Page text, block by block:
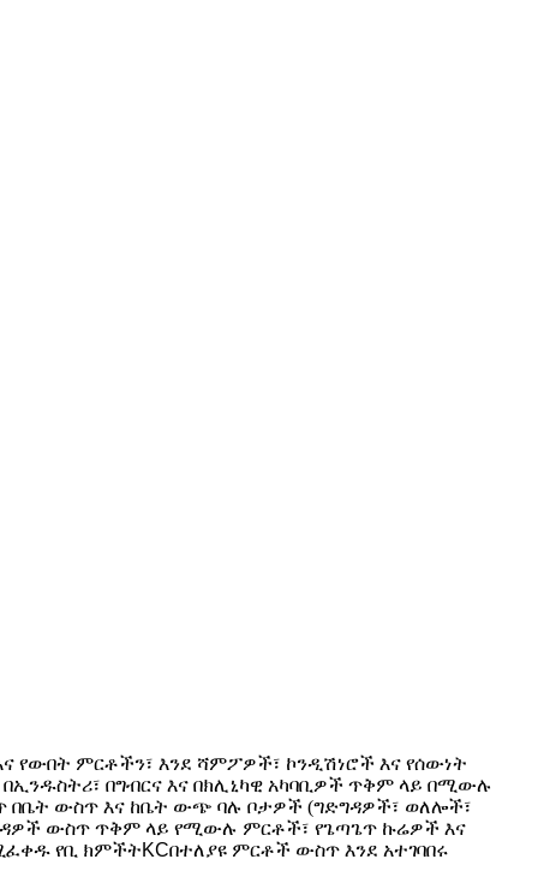
የውበት ምርቶችን፣ እንደ ሻምፖዎች፣ ኮንዲሽነሮች እና የሰውነት
በግብርና እና በክሊኒካዊ አካባቢዎች ጥቅም ላይ በሚውሉ
በቤት ውስጥ እና ከቤት ውጭ ባሉ ቦታዎች (ግድግዳዎች፣ ወለሎች፣
ውስጥ ጥቅም ላይ የሚውሉ ምርቶች፣ የጌጣጌጥ ኩሬዎች እና
የቢ ክምችትKCበተለያዩ ምርቶች ውስጥ እንደ አተገባበሩ